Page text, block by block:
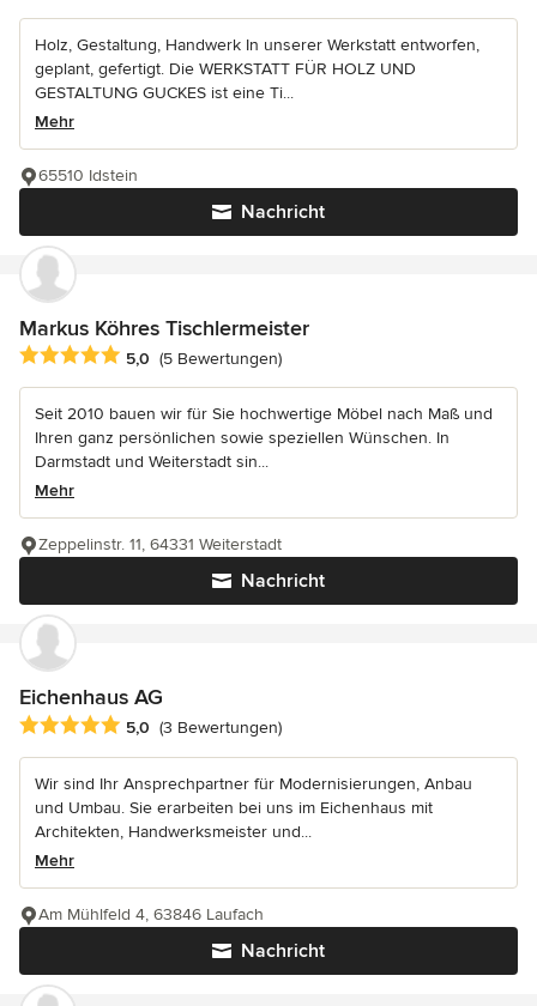
Holz, Gestaltung, Handwerk In unserer Werkstatt entworfen,
geplant, gefertigt. Die WERKSTATT FÜR HOLZ UND
GESTALTUNG GUCKES ist eine Ti...
Mehr
Nachricht
65510 Idstein
Markus Köhres Tischlermeister
Durchschnittliche Bewertung: 5 von 5 Sternen
5,0 (5 Bewertungen)
Seit 2010 bauen wir für Sie hochwertige Möbel nach Maß und
Ihren ganz persönlichen sowie speziellen Wünschen. In
Darmstadt und Weiterstadt sin...
Mehr
Nachricht
Zeppelinstr. 11, 64331 Weiterstadt
Eichenhaus AG
Durchschnittliche Bewertung: 5 von 5 Sternen
5,0 (3 Bewertungen)
Wir sind Ihr Ansprechpartner für Modernisierungen, Anbau
und Umbau. Sie erarbeiten bei uns im Eichenhaus mit
Architekten, Handwerksmeister und...
Mehr
Nachricht
Am Mühlfeld 4, 63846 Laufach